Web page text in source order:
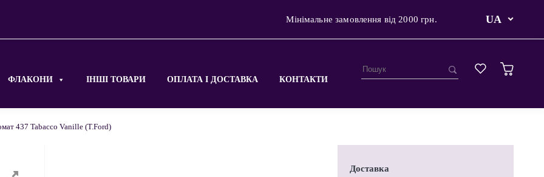
Мінімальне замовлення від 2000 грн. UA
ФЛАКОНИ ІНШІ ТОВАРИ ОПЛАТА І ДОСТАВКА КОНТАКТИ
437 Tabacco Vanille (T.Ford)
Доставка